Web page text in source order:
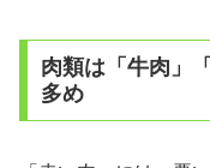
肉類は「牛肉」
多め